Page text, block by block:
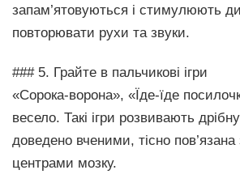
запам’ятовуються і стимулюють
повторювати рухи та звуки.
### 5. Грайте в пальчикові ігри
«Сорока-ворона», «Їде-їде
весело. Такі ігри розвивають
доведено вченими, тісно
центрами мозку.